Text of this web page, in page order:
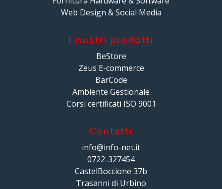
Web Design & Social Media
I nostri prodotti
BeStore
Zeus E-commerce
BarCode
Ambiente Gestionale
Corsi certificati ISO 9001
Contatti
info@info-net.it
0722-327454
CastelBoccione 37b
Trasanni di Urbino